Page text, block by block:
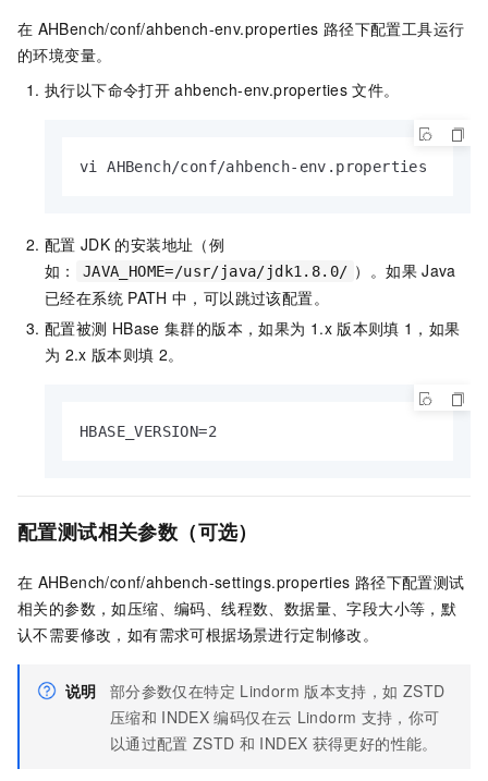
在 AHBench/conf/ahbench-env.properties 路径下配置工具运行
的环境变量。
执行以下命令打开 ahbench-env.properties 文件。
vi AHBench/conf/ahbench-env.properties
配置 JDK 的安装地址（例
如：
JAVA_HOME=/usr/java/jdk1.8.0/ ）。如果 Java
已经在系统 PATH 中，可以跳过该配置。
配置被测 HBase 集群的版本，如果为 1.x 版本则填 1，如果
为 2.x 版本则填 2。
HBASE_VERSION=2
配置测试相关参数（可选）
在 AHBench/conf/ahbench-settings.properties 路径下配置测试
相关的参数，如压缩、编码、线程数、数据量、字段大小等，默
认不需要修改，如有需求可根据场景进行定制修改。
说明 部分参数仅在特定 Lindorm 版本支持，如 ZSTD
压缩和 INDEX 编码仅在云 Lindorm 支持，你可
以通过配置 ZSTD 和 INDEX 获得更好的性能。